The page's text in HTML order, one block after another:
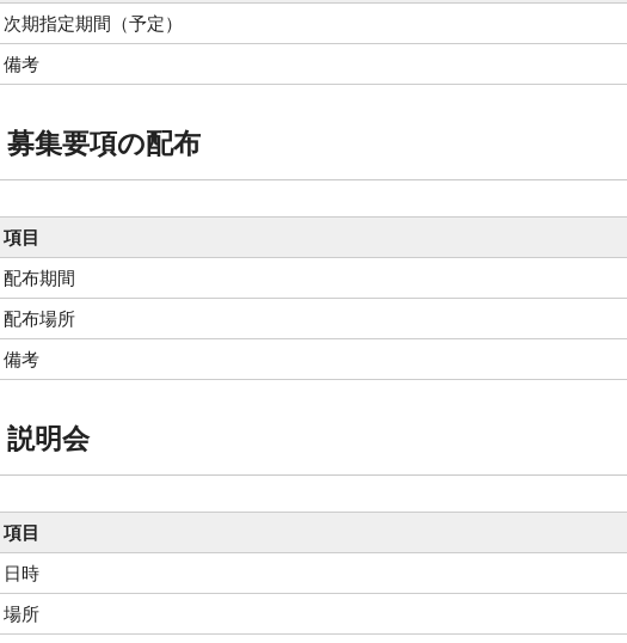
次期指定期間（予定）
備考
募集要項の配布
項目
配布期間
配布場所
備考
説明会
項目
日時
場所